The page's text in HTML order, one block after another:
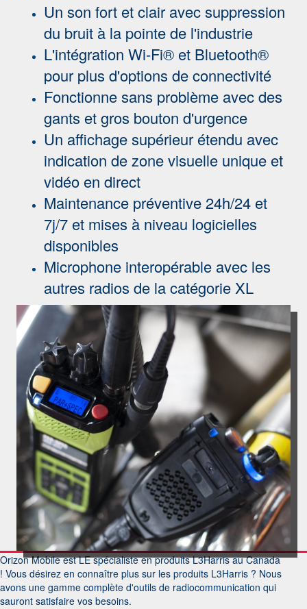
Un son fort et clair avec suppression
du bruit à la pointe de l'industrie
L'intégration Wi-Fi® et Bluetooth®
pour plus d'options de connectivité
Fonctionne sans problème avec des
gants et gros bouton d'urgence
Un affichage supérieur étendu avec
indication de zone visuelle unique et
vidéo en direct
Maintenance préventive 24h/24 et
7j/7 et mises à niveau logicielles
disponibles
Microphone interopérable avec les
autres radios de la catégorie XL
Orizon Mobile est LE spécialiste en produits L3Harris au Canada
! Vous désirez en connaître plus sur les produits L3Harris ? Nous
avons une gamme complète d'outils de radiocommunication qui
sauront satisfaire vos besoins.